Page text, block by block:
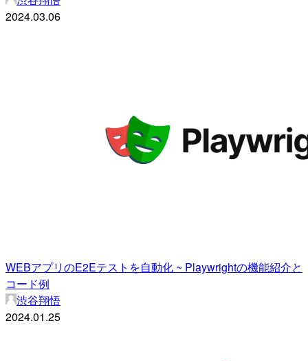
2024.03.06
WEBアプリのE2Eテストを自動化 ~ Playwrightの機能紹介と
コード例
渋谷翔悟
2024.01.25